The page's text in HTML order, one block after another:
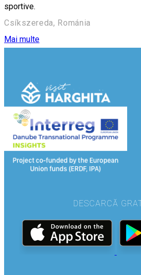
sportive.
Csíkszereda, Románia
Mai multe
DESCARCĂ